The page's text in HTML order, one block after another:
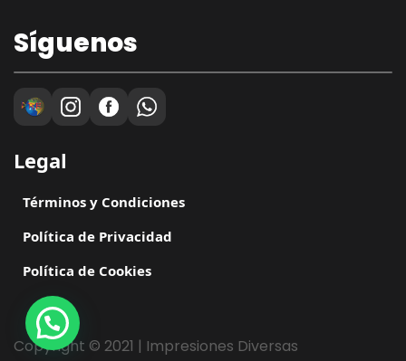
Síguenos
Legal
Términos y Condiciones
Política de Privacidad
Política de Cookies
Copyright © 2021 | Impresiones Diversas